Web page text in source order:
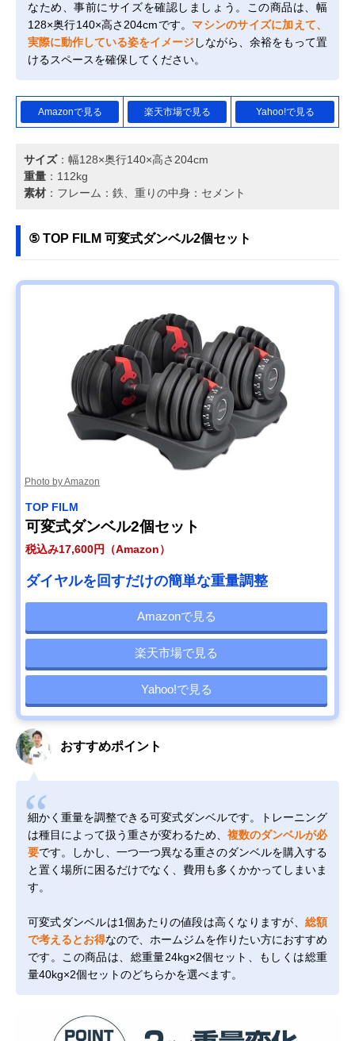
なため、事前にサイズを確認しましょう。この商品は、幅
128×奥行140×高さ204cmです。 マシンのサイズに加えて、
実際に動作している姿をイメージしながら、余裕をもって置
けるスペースを確保してください。
Amazonで見る 楽天市場で見る Yahoo!で見る
サイズ：幅128×奥行140×高さ204cm
重量 ：112kg
素材 ：フレーム：鉄、重りの中身：セメント
⑤ TOP FILM 可変式ダンベル2個セット
Photo by Amazon
TOP FILM
可変式ダンベル2個セット
税込み17,600円（Amazon）
ダイヤルを回すだけの簡単な重量調整
Amazonで見る
楽天市場で見る
Yahoo!で見る
おすすめポイント
細かく重量を調整できる可変式ダンベルです。トレーニング
は種目によって扱う重さが変わるため、 複数のダンベルが必
要です。しかし、一つ一つ異なる重さのダンベルを購入する
と置く場所に困るだけでなく、費用も多くかかってしまいま
す。
可変式ダンベルは1個あたりの値段は高くなりますが、 総額
で考えるとお得なので、ホームジムを作りたい方におすすめ
です。この商品は、総重量24kg×2個セット、もしくは総重
量40kg×2個セットのどちらかを選べます。